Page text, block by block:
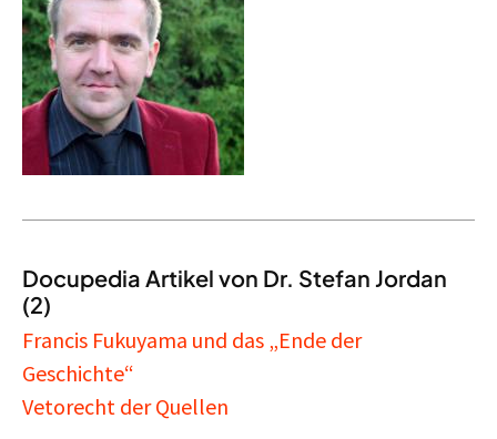
Docupedia Artikel von Dr. Stefan Jordan
(2)
Francis Fukuyama und das „Ende der
Geschichte“
Vetorecht der Quellen